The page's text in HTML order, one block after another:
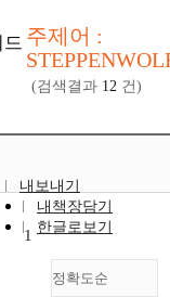
드 주제어 :
(검색결과 12 건)
내보내기
내책장담기
한글로보기
정확도순
1